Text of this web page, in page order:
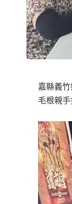
嘉縣義
毛根親